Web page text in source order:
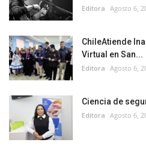
Editora Agosto 6,
ChileAtiende
Virtual en San...
Editora Agosto 6,
Ciencia de
Editora Agosto 6,